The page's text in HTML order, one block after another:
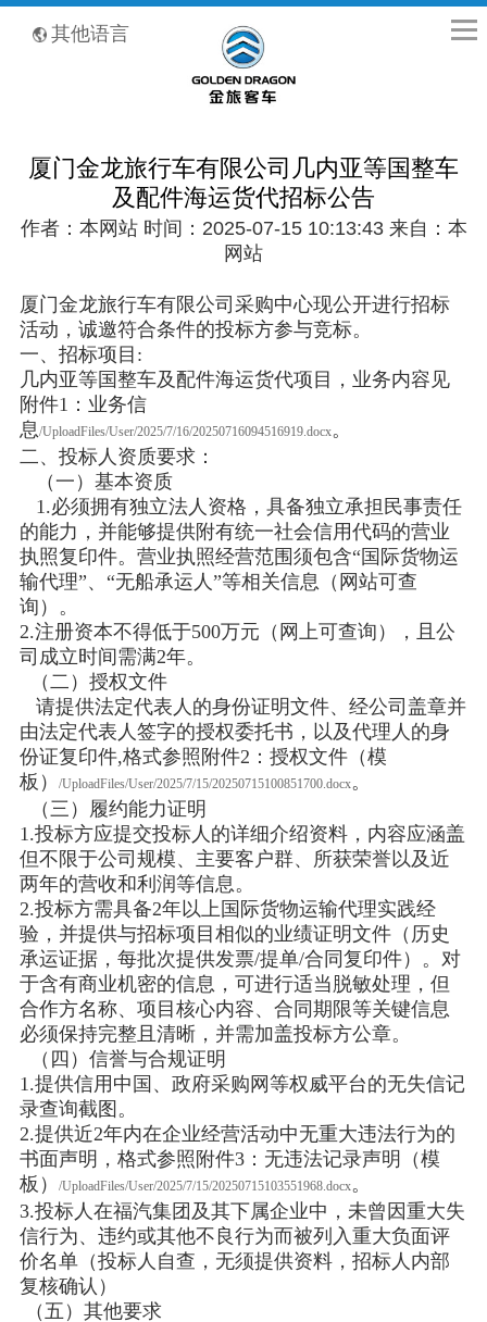
其他语言
厦门金龙旅行车有限公司几内亚等国整车
及配件海运货代招标公告
作者：本网站 时间：2025-07-15 10:13:43 来自：本
网站
厦门金龙旅行车有限公司采购中心现公开进行招标
活动，诚邀符合条件的投标方参与竞标。
一、招标项目:
几内亚等国整车及配件海运货代项目，业务内容见
附件1：业务信
息/UploadFiles/User/2025/7/16/20250716094516919.docx。
二、投标人资质要求：
（一）基本资质
1.必须拥有独立法人资格，具备独立承担民事责任
的能力，并能够提供附有统一社会信用代码的营业
执照复印件。营业执照经营范围须包含“国际货物运
输代理”、“无船承运人”等相关信息（网站可查
询）。
2.注册资本不得低于500万元（网上可查询），且公
司成立时间需满2年。
（二）授权文件
请提供法定代表人的身份证明文件、经公司盖章并
由法定代表人签字的授权委托书，以及代理人的身
份证复印件,格式参照附件2：授权文件（模
板）
/UploadFiles/User/2025/7/15/20250715100851700.docx。
（三）履约能力证明
1.投标方应提交投标人的详细介绍资料，内容应涵盖
但不限于公司规模、主要客户群、所获荣誉以及近
两年的营收和利润等信息。
2.投标方需具备2年以上国际货物运输代理实践经
验，并提供与招标项目相似的业绩证明文件（历史
承运证据，每批次提供发票/提单/合同复印件）。对
于含有商业机密的信息，可进行适当脱敏处理，但
合作方名称、项目核心内容、合同期限等关键信息
必须保持完整且清晰，并需加盖投标方公章。
（四）信誉与合规证明
1.提供信用中国、政府采购网等权威平台的无失信记
录查询截图。
2.提供近2年内在企业经营活动中无重大违法行为的
书面声明，格式参照附件3：无违法记录声明（模
板）
/UploadFiles/User/2025/7/15/20250715103551968.docx。
3.投标人在福汽集团及其下属企业中，未曾因重大失
信行为、违约或其他不良行为而被列入重大负面评
价名单（投标人自查，无须提供资料，招标人内部
复核确认）
（五）其他要求